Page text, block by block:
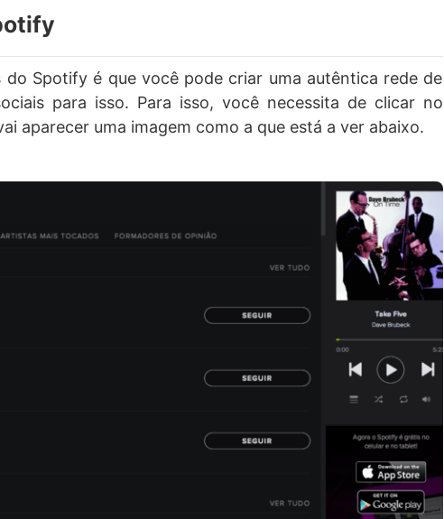
do Spotify é que você pode criar uma autêntica rede de
para isso. Para isso, você necessita de clicar no
aparecer uma imagem como a que está a ver abaixo.